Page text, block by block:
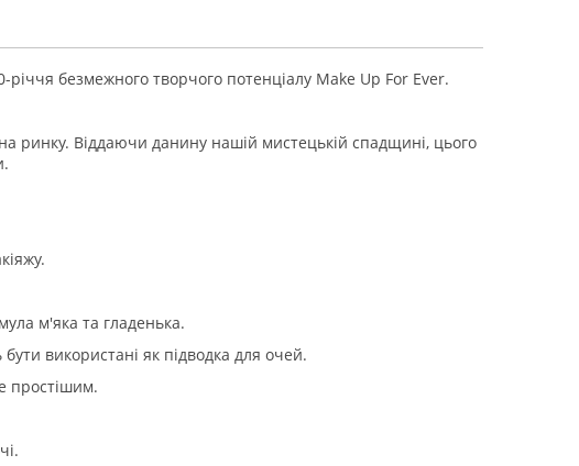
річчя безмежного творчого потенціалу Make Up For Ever.
ринку. Віддаючи данину нашій мистецькій спадщині, цього
м'яка та гладенька.
використані як підводка для очей.
простішим.